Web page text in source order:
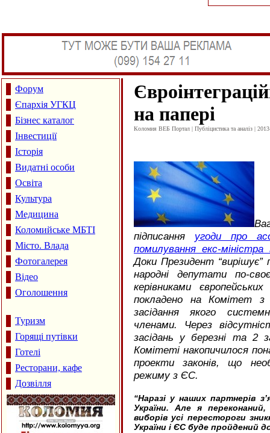
Форум
Єпархія УГКЦ
Бізнес каталог
Інвестиції
Історія
Видатні особи
Освіта
Культура
Медицина
Коломийське МБТІ
Місто. Влада
Фотогалерея
Відео
Оголошення
Туризм
Горящі путівки
Готелі
Ресторани, кафе
Дозвілля
на папері
Коломия ВЕБ Портал | Публіцистика та аналіз |
підписання угоди про
помилування екс-
Доки Президент “вирішує”
народні депутати по-
керівниками
покладено на Комітет з
засідання якого
членами. Через
засідань у березні та 2
Комітеті накопичилося
проекти законів, що
режиму з ЄС.
“Наразі у наших партнерів
України. Але я
виборів усі перестороги
України і ЄС буде пройдений